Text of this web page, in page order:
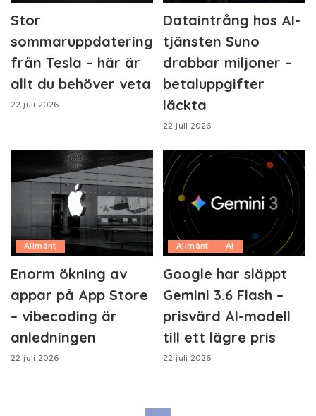
Stor
sommaruppdatering
från Tesla – här är
allt du behöver veta
22 juli 2026
Dataintrång hos AI-
tjänsten Suno
drabbar miljoner –
betaluppgifter
läckta
22 juli 2026
Allmänt
Enorm ökning av
appar på App Store
– vibecoding är
anledningen
22 juli 2026
Allmänt AI
Google har släppt
Gemini 3.6 Flash –
prisvärd AI-modell
till ett lägre pris
22 juli 2026